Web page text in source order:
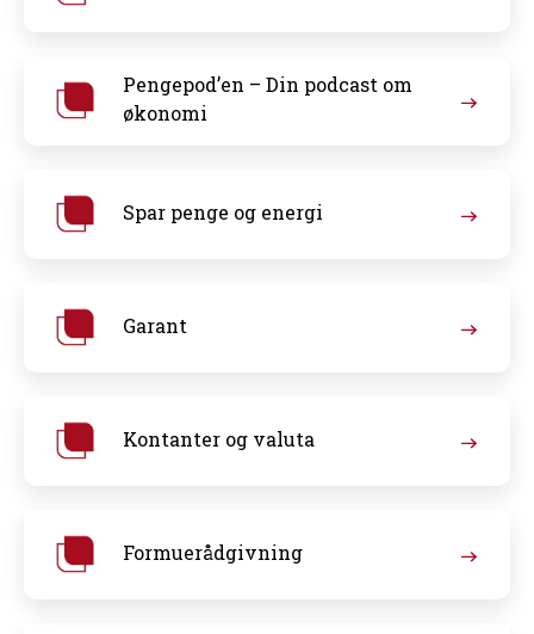
Pengepod’en – Din podcast om
økonomi
Spar penge og energi
Garant
Kontanter og valuta
Formuerådgivning